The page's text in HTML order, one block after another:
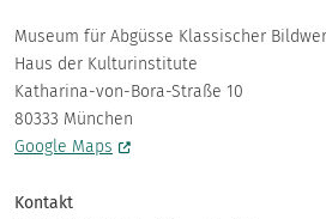
Museum für Abgüsse Klassischer
Haus der Kulturinstitute
Katharina-von-Bora-Straße 10
80333 München
Google Maps
Kontakt